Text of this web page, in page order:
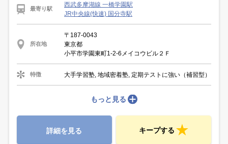
最寄り駅
西武多摩湖線 一橋学園駅
JR中央線(快速) 国分寺駅
所在地
〒187-0043
東京都
小平市学園東町1-2-6メイコウビル２Ｆ
特徴 大手学習塾, 地域密着塾, 定期テストに強い（補習型）
もっと見る
詳細を見る キープする